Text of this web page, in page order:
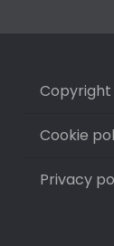
Copyright
Cookie
Privacy